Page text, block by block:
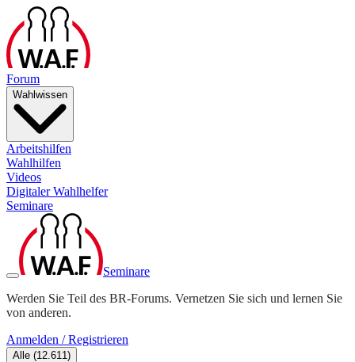
Forum
Wahlwissen
Arbeitshilfen
Wahlhilfen
Videos
Digitaler Wahlhelfer
Seminare
Seminare
Werden Sie Teil des BR-Forums. Vernetzen Sie sich und lernen Sie
von anderen.
Anmelden / Registrieren
Alle (12.611)